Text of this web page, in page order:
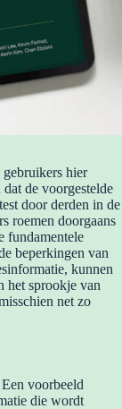
hier
de voorgestelde
door derden in de
roemen doorgaans
fundamentele
beperkingen van
kunnen
het sprookje van
net zo
voorbeeld
die wordt